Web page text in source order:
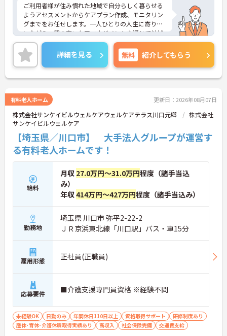
ご利用者様が住み慣れた地域で自分らしく暮らせる
ようアセスメントからケアプラン作成、モニタリン
グまでをお任せします。一人ひとりの人生に寄り添
いながら、質の高いケアマネジメントを通じて地域
に貢献できるとてもやりがいのあるお仕事です。
◆会社全体で人材育成に力を入れています。入社時
研修をはじめ、事業所内研修やスキルアップ研修な
ど、学びの場が豊富に用意されています。ケアマネ
ジャーとしての専門性をさらに磨いていきたい方に
◆基本給に加えて職務手当や働きがい向上手当など
が支給されます。主任ケアマネジャーの方には特別
手当の支給もあり、お持ちの資格やスキルを最大限
に活かして、モチベーション高く働き続けられま
す。
詳細を見る 無料 紹介してもらう
有料老人ホーム 更新日：2026年08月07日
株式会社サンケイビルウェルケアウェルケアテラス川口元郷
株式会社
サンケイビルウェルケア
【埼玉県／川口市】 大手法人グループが運営す
る有料老人ホームです！
給料
月収 27.0万円～31.0万円程度（諸手当込
み）
年収414万円～427万円程度（諸手当込み）
勤務地
埼玉県 川口市 弥平2-22-2
ＪＲ京浜東北線「川口駅」バス・車15分
雇用形態 正社員(正職員)
応募要件 ■介護支援専門員資格 ※経験不問
未経験OK 日勤のみ 年間休日110日以上 資格取得サポート
研修制度あり
産休･育休･介護休暇取得実績あり
高収入 社会保険完備 交通費支給